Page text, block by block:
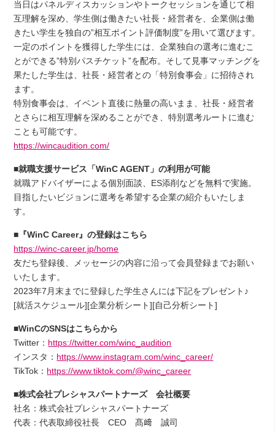
当日はパネルディスカッションやトークセッションを通じて相
互理解を深め、学生側は働きたい社長・経営者を、企業側は働
きたい学生を独自の”相互ポイント評価制度”を用いて選びます。
一定のポイントを獲得した学生には、企業独自の選考に進むこ
とができる”特別パスチケット”を配布。そして見事マッチングを
果たした学生は、社長・経営者との「特別食事会」に招待され
ます。
特別食事会は、イベント直後に熱量の高いまま、社長・経営者
とさらに相互理解を深めることができ、特別選考ルートに進む
ことも可能です。
https://wincaudition.com/
■就職支援サービス「WinC AGENT」の利用が可能
就職アドバイザーによる個別面談、ES添削などを無料で実施。
目指したいビジョンに選考を希望する企業の紹介もいたしま
す。
■『WinC Career』の登録はこちら
https://winc-career.jp/home
友だち登録後、メッセージの内容に沿って会員登録までお願い
いたします。
2023年7月末までに登録した学生さんには下記をプレゼント♪
[就活スケジュール][企業分析シート][自己分析シート]
■WinCのSNSはこちらから
Twitter： https://twitter.com/winc_audition
インスタ： https://www.instagram.com/winc_career/
TikTok： https://www.tiktok.com/@winc_career
■株式会社プレシャスパートナーズ 会社概要
社名：株式会社プレシャスパートナーズ
代表：代表取締役社長 CEO 髙﨑 誠司